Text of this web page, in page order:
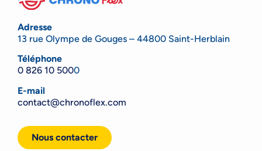
Adresse
13 rue Olympe de Gouges – 44800 Saint-Herblain
Téléphone
0 826 10 5000
E-mail
contact@chronoflex.com
Nous contacter